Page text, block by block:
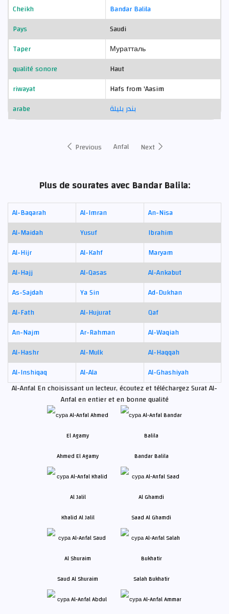
Cheikh
Bandar Balila
Pays
Saudi
Taper
Муратталь
qualité sonore
Haut
riwayat
Hafs from 'Aasim
arabe
بندر بليلة
Previous Anfal Next
Plus de sourates avec Bandar Balila:
Al-Baqarah Al-Imran
An-Nisa
Al-Maidah
Yusuf
Ibrahim
Al-Hijr
Al-Kahf
Maryam
Al-Hajj
Al-Qasas
Al-Ankabut
As-Sajdah
Ya Sin
Ad-Dukhan
Al-Fath
Al-Hujurat
Qaf
An-Najm
Ar-Rahman
Al-Waqiah
Al-Hashr
Al-Mulk
Al-Haqqah
Al-Inshiqaq
Al-Ala
Al-Ghashiyah
Al-Anfal En choisissant un lecteur, écoutez et téléchargez Surat Al-
Anfal en entier et en bonne qualité
Ahmed El Agamy Bandar Balila
Khalid Al Jalil Saad Al Ghamdi
Saud Al Shuraim Salah Bukhatir